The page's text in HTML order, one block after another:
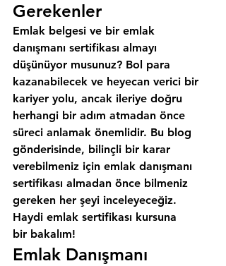
Gerekenler
Emlak belgesi ve bir emlak
danışmanı sertifikası almayı
düşünüyor musunuz? Bol para
kazanabilecek ve heyecan verici bir
kariyer yolu, ancak ileriye doğru
herhangi bir adım atmadan önce
süreci anlamak önemlidir. Bu blog
gönderisinde, bilinçli bir karar
verebilmeniz için emlak danışmanı
sertifikası almadan önce bilmeniz
gereken her şeyi inceleyeceğiz.
Haydi emlak sertifikası kursuna
bir bakalım!
Emlak Danışmanı